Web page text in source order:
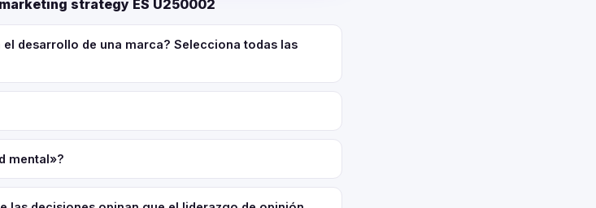
strategy ES U250002
desarrollo de una marca? Selecciona todas las
mental»?